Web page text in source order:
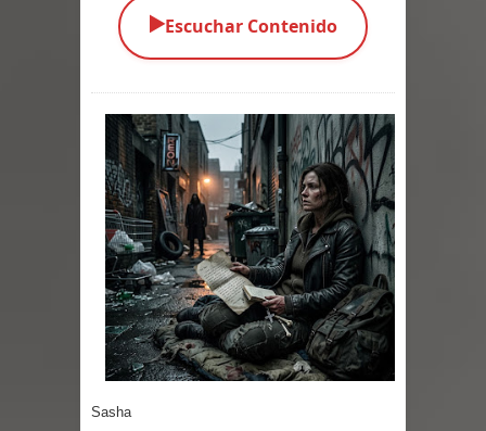
los Vivos
Parte 01: Escondido a Plena Luz
Parte 02: El Enemigo de mi Enemigo
Parte 06: Coletazos
Parte 05: Los Horrores del Infierno
Parte 04: Oídos Sordos
▶️Escuchar Contenido
Sasha